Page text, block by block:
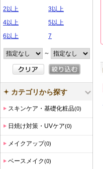
2以上
3以上
4以上
5以上
6以上
7
～
カテゴリから探す
スキンケア・基礎化粧品(0)
日焼け対策・UVケア(0)
メイクアップ(0)
ベースメイク(0)